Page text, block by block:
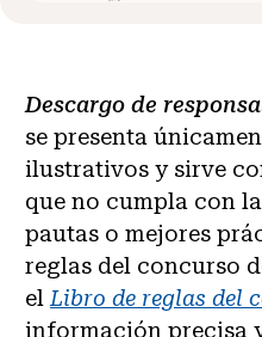
Descargo de
se presenta
ilustrativos y sirve
que no cumpla con
pautas o mejores
reglas del concurso
el Libro de reglas del
información precisa